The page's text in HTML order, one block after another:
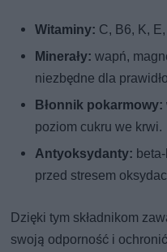
Witaminy: C, B6, K,
Minerały: wapń,
niezbędne dla
Błonnik pokarmowy:
poziom cukru we krwi.
Antyoksydanty:
przed stresem
Dzięki tym składnikom
swoją odporność i